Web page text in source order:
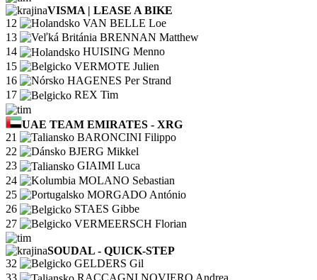
VISMA | LEASE A BIKE
12
VAN BELLE Loe
13
BRENNAN Matthew
14
HUISING Menno
15
VERMOTE Julien
16
HAGENES Per Strand
17
REX Tim
UAE TEAM EMIRATES - XRG
21
BARONCINI Filippo
22
BJERG Mikkel
23
GIAIMI Luca
24
MOLANO Sebastian
25
MORGADO António
26
STAES Gibbe
27
VERMEERSCH Florian
SOUDAL - QUICK-STEP
32
GELDERS Gil